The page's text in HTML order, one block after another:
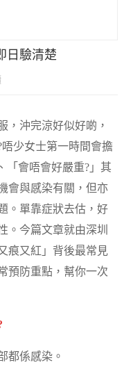
日驗清楚
，沖完涼好似好啲，
少女士第一時間會擔
「會唔會好嚴重?」其
會與感染有關，但亦
。單靠症狀去估，好
。今篇文章就由深圳
痕又紅」背後最常見
預防重點，幫你一次
都係感染。